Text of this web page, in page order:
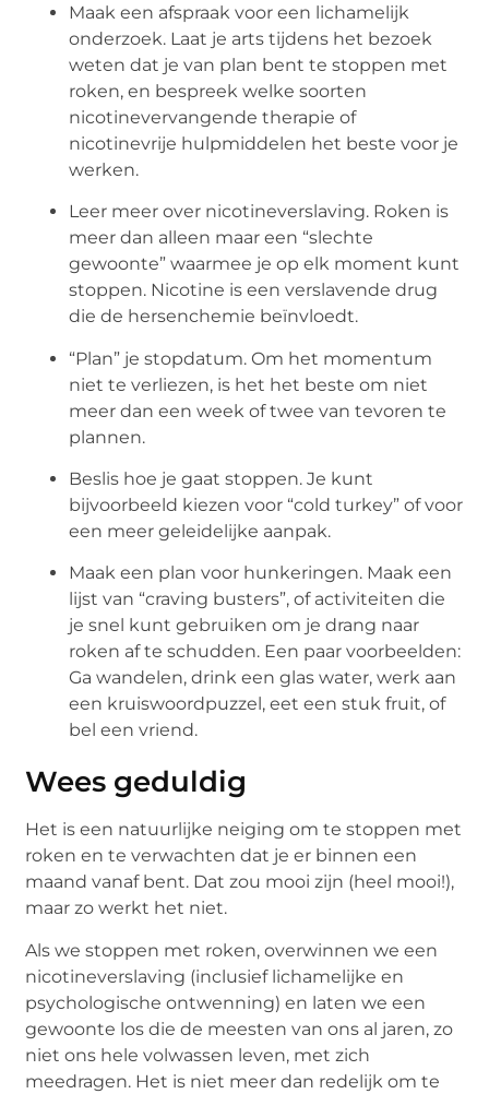
Maak een afspraak voor een lichamelijk
onderzoek. Laat je arts tijdens het bezoek
weten dat je van plan bent te stoppen met
roken, en bespreek welke soorten
nicotinevervangende therapie of
nicotinevrije hulpmiddelen het beste voor je
werken.
Leer meer over nicotineverslaving. Roken is
meer dan alleen maar een “slechte
gewoonte” waarmee je op elk moment kunt
stoppen. Nicotine is een verslavende drug
die de hersenchemie beïnvloedt.
“Plan” je stopdatum. Om het momentum
niet te verliezen, is het het beste om niet
meer dan een week of twee van tevoren te
plannen.
Beslis hoe je gaat stoppen. Je kunt
bijvoorbeeld kiezen voor “cold turkey” of voor
een meer geleidelijke aanpak.
Maak een plan voor hunkeringen. Maak een
lijst van “craving busters”, of activiteiten die
je snel kunt gebruiken om je drang naar
roken af te schudden. Een paar voorbeelden:
Ga wandelen, drink een glas water, werk aan
een kruiswoordpuzzel, eet een stuk fruit, of
bel een vriend.
Wees geduldig
Het is een natuurlijke neiging om te stoppen met
roken en te verwachten dat je er binnen een
maand vanaf bent. Dat zou mooi zijn (heel mooi!),
maar zo werkt het niet.
Als we stoppen met roken, overwinnen we een
nicotineverslaving (inclusief lichamelijke en
psychologische ontwenning) en laten we een
gewoonte los die de meesten van ons al jaren, zo
niet ons hele volwassen leven, met zich
meedragen. Het is niet meer dan redelijk om te